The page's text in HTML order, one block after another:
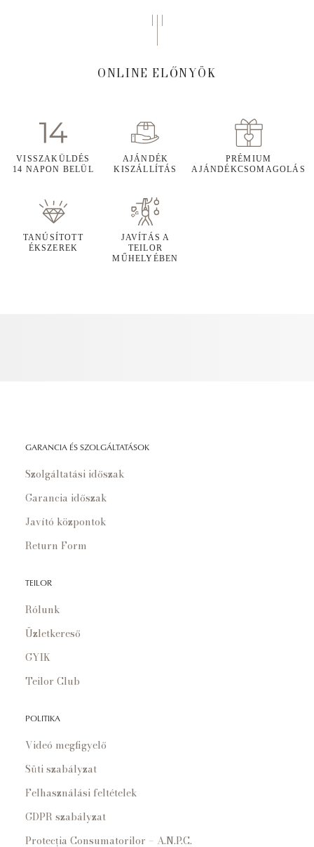
ONLINE ELŐNYÖK
VISSZAKÜLDÉS
14 NAPON BELÜL
AJÁNDÉK
KISZÁLLÍTÁS
PRÉMIUM
AJÁNDÉKCSOMAGOLÁS
TANÚSÍTOTT
ÉKSZEREK
JAVÍTÁS A
TEILOR
MŰHELYÉBEN
GARANCIA ÉS SZOLGÁLTATÁSOK
Szolgáltatási időszak
Garancia időszak
Javító központok
Return Form
TEILOR
Rólunk
Üzletkereső
GYIK
Teilor Club
POLITIKA
Videó megfigyelő
Süti szabályzat
Felhasználási feltételek
GDPR szabályzat
Protecția Consumatorilor – A.N.P.C.